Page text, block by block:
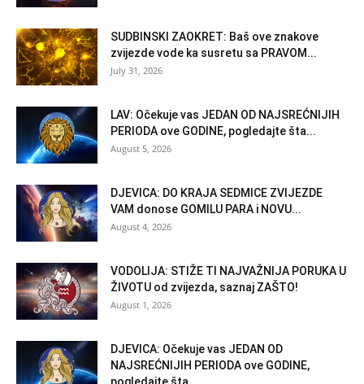
SUDBINSKI ZAOKRET: Baš ove znakove
zvijezde vode ka susretu sa PRAVOM...
July 31, 2026
LAV: Očekuje vas JEDAN OD NAJSREĆNIJIH
PERIODA ove GODINE, pogledajte šta...
August 5, 2026
DJEVICA: DO KRAJA SEDMICE ZVIJEZDE
VAM donose GOMILU PARA i NOVU...
August 4, 2026
VODOLIJA: STIŽE TI NAJVAŽNIJA PORUKA U
ŽIVOTU od zvijezda, saznaj ZAŠTO!
August 1, 2026
DJEVICA: Očekuje vas JEDAN OD
NAJSREĆNIJIH PERIODA ove GODINE,